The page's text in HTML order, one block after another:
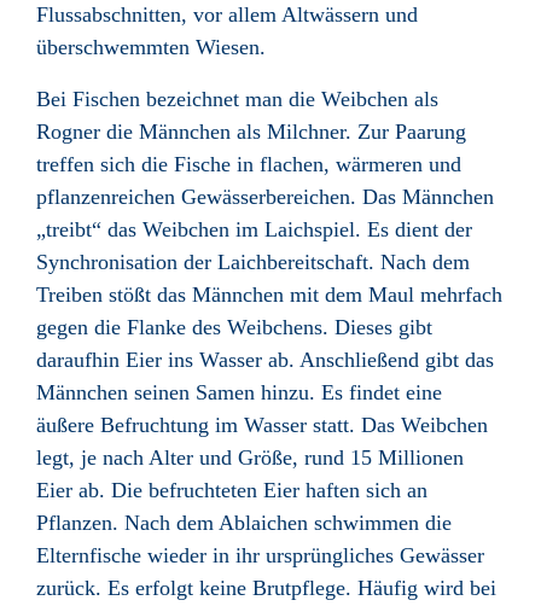
Flussabschnitten, vor allem Altwässern und
überschwemmten Wiesen.
Bei Fischen bezeichnet man die Weibchen als
Rogner die Männchen als Milchner. Zur Paarung
treffen sich die Fische in flachen, wärmeren und
pflanzenreichen Gewässerbereichen. Das Männchen
„treibt“ das Weibchen im Laichspiel. Es dient der
Synchronisation der Laichbereitschaft. Nach dem
Treiben stößt das Männchen mit dem Maul mehrfach
gegen die Flanke des Weibchens. Dieses gibt
daraufhin Eier ins Wasser ab. Anschließend gibt das
Männchen seinen Samen hinzu. Es findet eine
äußere Befruchtung im Wasser statt. Das Weibchen
legt, je nach Alter und Größe, rund 15 Millionen
Eier ab. Die befruchteten Eier haften sich an
Pflanzen. Nach dem Ablaichen schwimmen die
Elternfische wieder in ihr ursprüngliches Gewässer
zurück. Es erfolgt keine Brutpflege. Häufig wird bei